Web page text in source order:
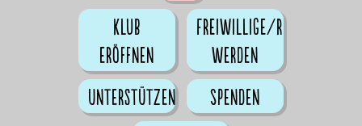
Klub
eröffnen
Freiwillige/r
werden
Unterstützen
Spenden